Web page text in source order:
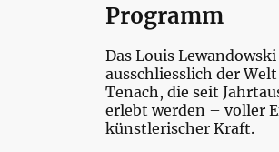
Programm
Das Louis
ausschliesslich der
Tenach, die seit
erlebt werden – voller
künstlerischer Kraft.